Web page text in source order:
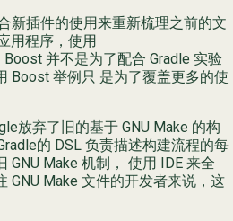
简
新插件的使用来重新梳理之前的文
用程序，使用
并不是为了配合 Gradle 实验
Boost 举例只 是为了覆盖更多的使
放弃了旧的基于 GNU Make 的构
的 DSL 负责描述构建流程的每
GNU Make 机制， 使用 IDE 来全
GNU Make 文件的开发者来说，这